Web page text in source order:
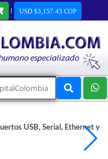
| USD $3,157.43 COP
USB, Serial, Ethernet y